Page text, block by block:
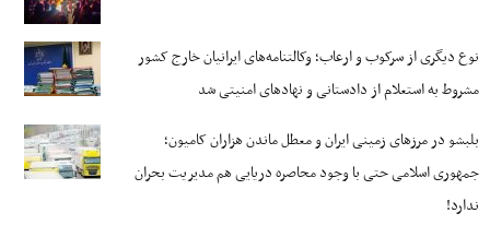
نوع دیگری از سرکوب و ارعاب؛ وکالتنامه‌های ایرانیان خارج کشور
مشروط به استعلام از دادستانی و نهادهای امنیتی شد
بلبشو در مرزهای زمینی ایران و معطل ماندن هزاران کامیون؛
جمهوری اسلامی حتی با وجود محاصره دریایی هم مدیریت بحران
ندارد!